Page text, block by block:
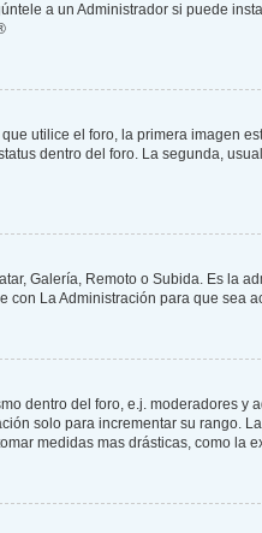
a un Administrador si puede
utilice el foro, la primera imagen
dentro del foro. La segunda,
Galería, Remoto o Subida. Es la
con La Administración para que sea
dentro del foro, e.j. moderadores y
solo para incrementar su rango.
medidas mas drásticas, como la